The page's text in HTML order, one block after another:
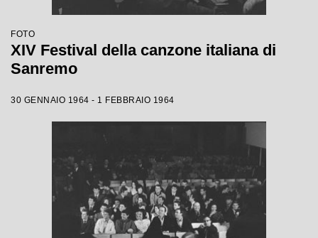
FOTO
XIV Festival della canzone italiana di
Sanremo
30 GENNAIO 1964 - 1 FEBBRAIO 1964